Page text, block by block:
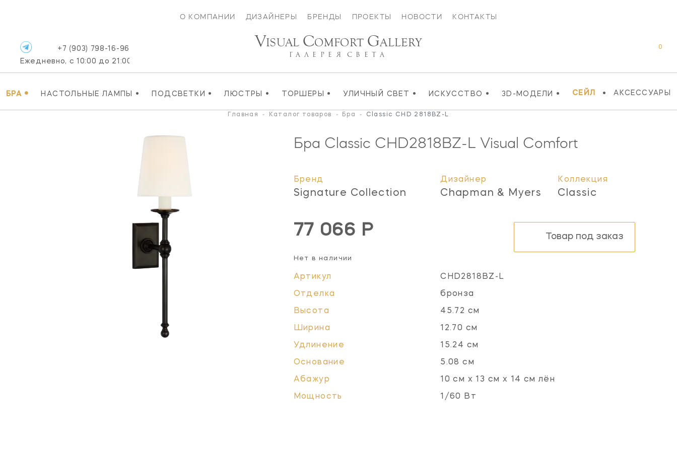
О КОМПАНИИ ДИЗАЙНЕРЫ БРЕНДЫ ПРОЕКТЫ НОВОСТИ КОНТАКТЫ
БРА • НАСТОЛЬНЫЕ ЛАМПЫ • ПОДСВЕТКИ • ЛЮСТРЫ • ТОРШЕРЫ • УЛИЧНЫЙ СВЕТ • ИСКУССТВО • 3D-МОДЕЛИ • СЕЙЛ • АКСЕССУАРЫ
+7 (903) 798-16-96
Ежедневно, с 10:00 до 21:00
0
VISUAL COMFORT GALLERY
ГАЛЕРЕЯ СВЕТА
Главная - Каталог товаров - Бра - Classic CHD 2818BZ-L
Бра Classic CHD2818BZ-L Visual Comfort
Бренд
Signature Collection
Дизайнер
Chapman & Myers
Коллекция
Classic
77 066 Р
Нет в наличии
Товар под заказ
Артикул CHD2818BZ-L
Отделка бронза
Высота 45.72 см
Ширина 12.70 см
Удлинение 15.24 см
Основание 5.08 см
Абажур 10 см x 13 см x 14 см лён
Мощность 1/60 Вт